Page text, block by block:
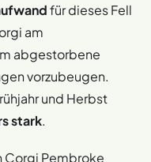
für dieses Fell
am
abgestorbene
vorzubeugen.
und Herbst
stark.
Corgi Pembroke